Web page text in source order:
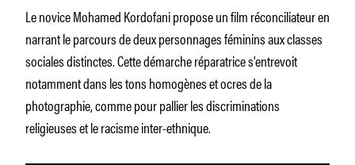
Le novice Mohamed Kordofani propose un film réconciliateur en
narrant le parcours de deux personnages féminins aux classes
sociales distinctes. Cette démarche réparatrice s’entrevoit
notamment dans les tons homogènes et ocres de la
photographie, comme pour pallier les discriminations
religieuses et le racisme inter-ethnique.